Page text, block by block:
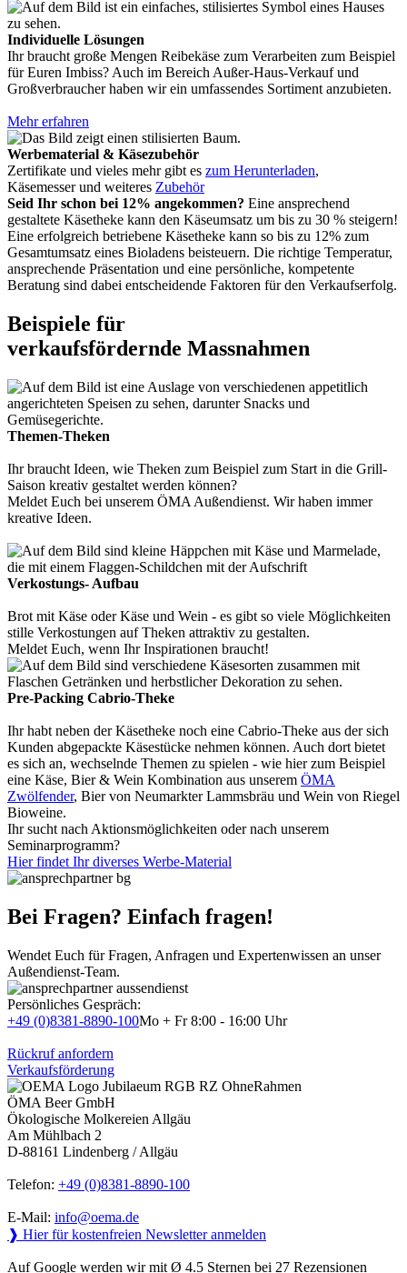
Individuelle Lösungen
Ihr braucht große Mengen Reibekäse zum Verarbeiten zum Beispiel
für Euren Imbiss? Auch im Bereich Außer-Haus-Verkauf und
Großverbraucher haben wir ein umfassendes Sortiment anzubieten.
Mehr erfahren
Werbematerial & Käsezubehör
Zertifikate und vieles mehr gibt es zum Herunterladen,
Käsemesser und weiteres Zubehör
Seid Ihr schon bei 12% angekommen? Eine ansprechend
gestaltete Käsetheke kann den Käseumsatz um bis zu 30 % steigern!
Eine erfolgreich betriebene Käsetheke kann so bis zu 12% zum
Gesamtumsatz eines Bioladens beisteuern. Die richtige Temperatur,
ansprechende Präsentation und eine persönliche, kompetente
Beratung sind dabei entscheidende Faktoren für den Verkaufserfolg.
Beispiele für
verkaufsfördernde Massnahmen
Themen-Theken
Ihr braucht Ideen, wie Theken zum Beispiel zum Start in die Grill-
Saison kreativ gestaltet werden können?
Meldet Euch bei unserem ÖMA Außendienst. Wir haben immer
kreative Ideen.
Verkostungs- Aufbau
Brot mit Käse oder Käse und Wein - es gibt so viele Möglichkeiten
stille Verkostungen auf Theken attraktiv zu gestalten.
Meldet Euch, wenn Ihr Inspirationen braucht!
Pre-Packing Cabrio-Theke
Ihr habt neben der Käsetheke noch eine Cabrio-Theke aus der sich
Kunden abgepackte Käsestücke nehmen können. Auch dort bietet
es sich an, wechselnde Themen zu spielen - wie hier zum Beispiel
eine Käse, Bier & Wein Kombination aus unserem ÖMA
Zwölfender, Bier von Neumarkter Lammsbräu und Wein von Riegel
Bioweine.
Ihr sucht nach Aktionsmöglichkeiten oder nach unserem
Seminarprogramm?
Hier findet Ihr diverses Werbe-Material
Bei Fragen? Einfach fragen!
Wendet Euch für Fragen, Anfragen und Expertenwissen an unser
Außendienst-Team.
Persönliches Gespräch:
+49 (0)8381-8890-100Mo + Fr 8:00 - 16:00 Uhr
Rückruf anfordern
Verkaufsförderung
ÖMA Beer GmbH
Ökologische Molkereien Allgäu
Am Mühlbach 2
D-88161 Lindenberg / Allgäu
Telefon: +49 (0)8381-8890-100
E-Mail: info@oema.de
❱ Hier für kostenfreien Newsletter anmelden
Auf Google werden wir mit Ø 4.5 Sternen bei 27 Rezensionen